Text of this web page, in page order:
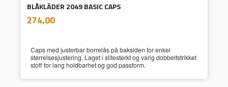
BLÅKLÄDER 2049 BASIC CAPS
Pris
274,00mva.
Caps med justerbar borrelås på baksiden for enkel
størrelsesjustering. Laget i slitesterkt og varig dobbeltstrikket
stoff for lang holdbarhet og god passform.